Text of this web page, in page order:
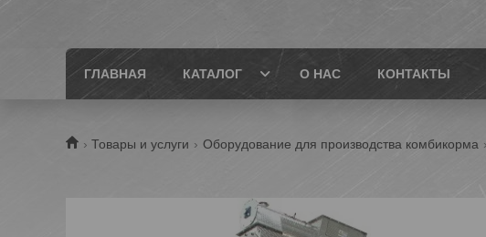
ГЛАВНАЯ КАТАЛОГ О НАС КОНТАКТЫ
Товары и услуги Оборудование для производства комбикорма